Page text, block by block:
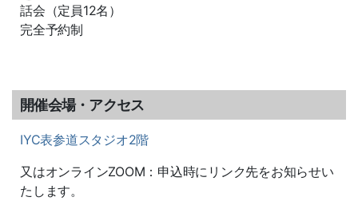
話会（定員12名）
完全予約制
開催会場・アクセス
IYC表参道スタジオ2階
又はオンラインZOOM：申込時にリンク先をお知らせい
たします。